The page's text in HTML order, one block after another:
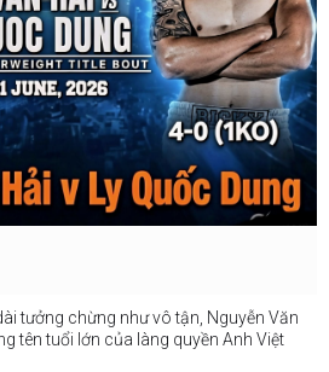
tưởng chừng như vô tận, Nguyễn Văn
tên tuổi lớn của làng quyền Anh Việt